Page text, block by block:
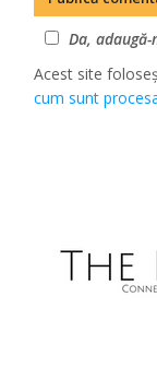
Da,
Acest site
cum sunt